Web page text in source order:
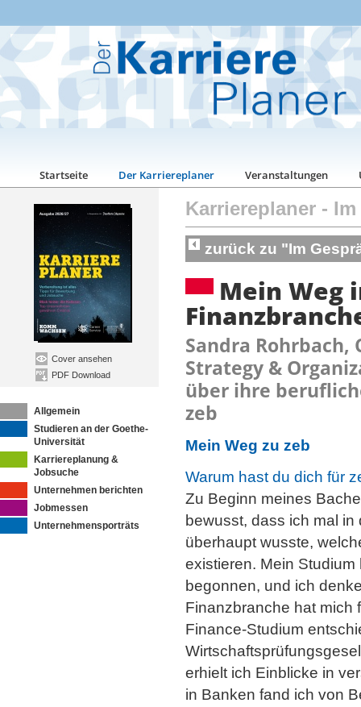
Startseite Der Karriereplaner Veranstaltungen
Cover ansehen
PDF Download
Allgemein
Studieren an der Goethe-
Universität
Karriereplanung &
Jobsuche
Unternehmen berichten
Jobmessen
Unternehmensporträts
Karriereplaner -
zurück zu "Im
Mein Weg
Sandra Rohrbach,
Strategy &
über ihre
zeb
Mein Weg zu zeb
Warum hast du dich für
Zu Beginn meines
bewusst, dass ich mal
überhaupt wusste,
existieren. Mein
begonnen, und ich
Finanzbranche hat mich
Finance-Studium
erhielt ich Einblicke in
in Banken fand ich von